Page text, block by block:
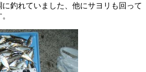
釣れていました、他にサヨリも回って